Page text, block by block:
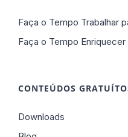
Faça o Tempo Trabalhar
Faça o Tempo Enriquecer
CONTEÚDOS
Downloads